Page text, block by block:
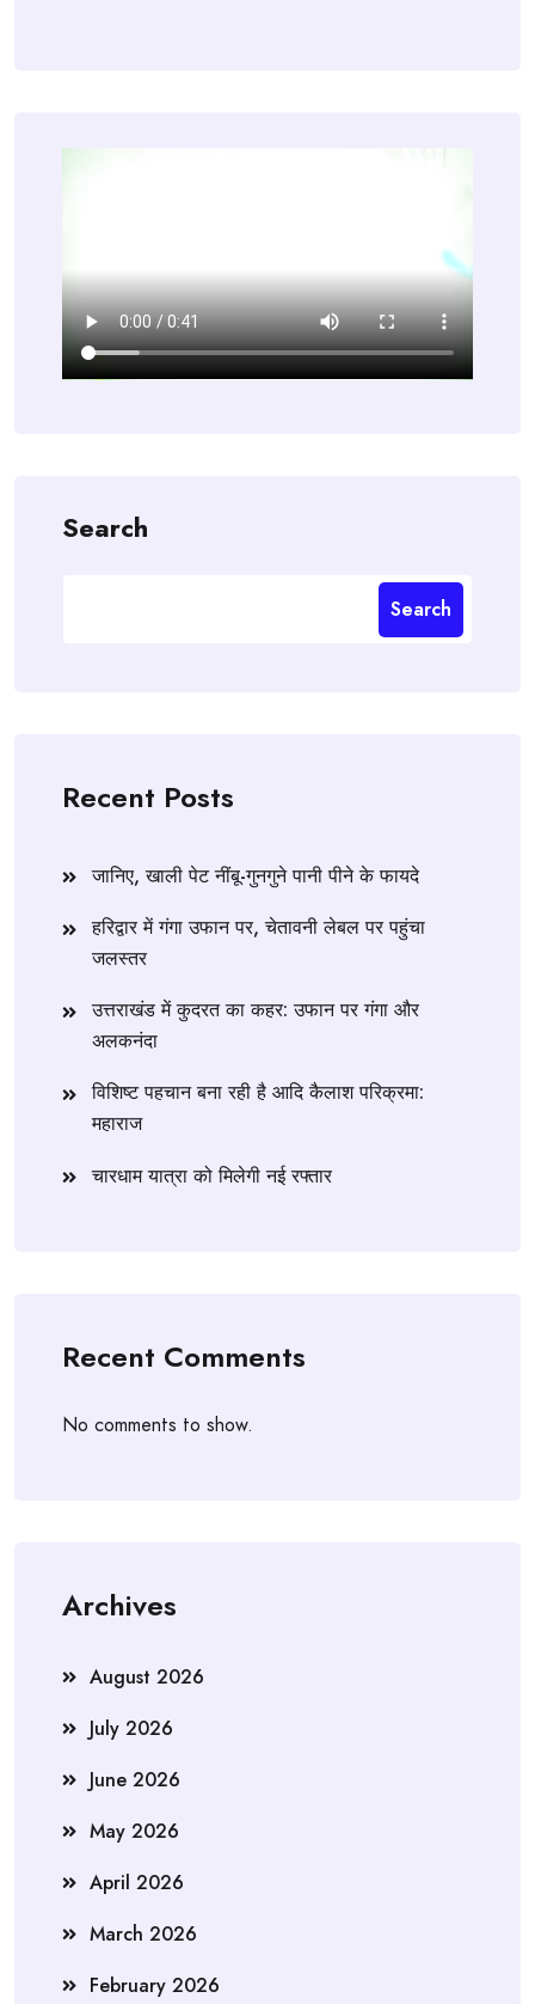
Search
Search
Recent Posts
जानिए, खाली पेट नींबू-गुनगुने पानी पीने के फायदे
हरिद्वार में गंगा उफान पर, चेतावनी लेबल पर पहुंचा
जलस्तर
उत्तराखंड में कुदरत का कहर: उफान पर गंगा और
अलकनंदा
विशिष्ट पहचान बना रही है आदि कैलाश परिक्रमा:
महाराज
चारधाम यात्रा को मिलेगी नई रफ्तार
Recent Comments
No comments to show.
Archives
August 2026
July 2026
June 2026
May 2026
April 2026
March 2026
February 2026